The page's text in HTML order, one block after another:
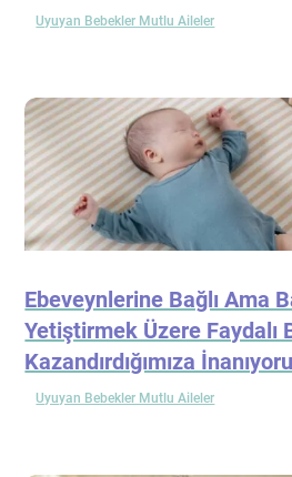
Uyuyan Bebekler Mutlu Aileler
Ebeveynlerine Bağlı Ama
Yetiştirmek Üzere Faydalı
Kazandırdığımıza
Uyuyan Bebekler Mutlu Aileler